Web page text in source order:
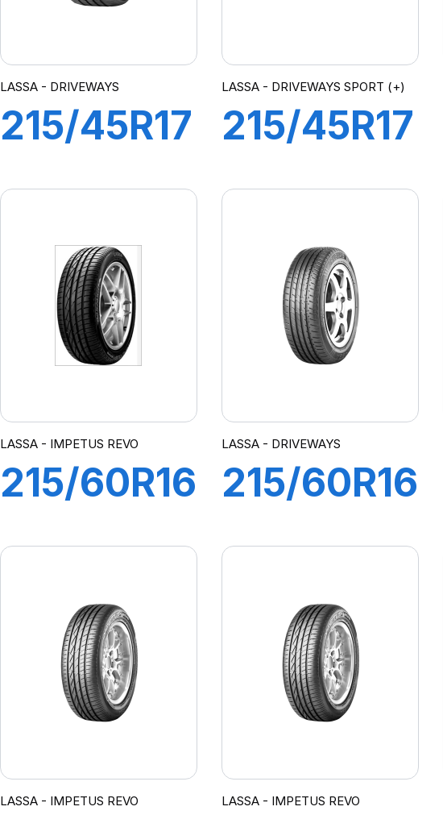
LASSA - DRIVEWAYS
215/45R17
LASSA - DRIVEWAYS SPORT (+)
215/45R17
SPORT+
LASSA - IMPETUS REVO
215/60R16
REVO
LASSA - DRIVEWAYS
215/60R16
LASSA - IMPETUS REVO LASSA - IMPETUS REVO